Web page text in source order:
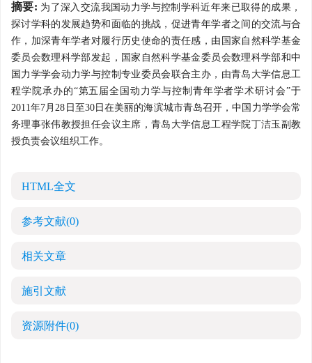
摘要: 为了深入交流我国动力学与控制学科近年来已取得的成果，
探讨学科的发展趋势和面临的挑战，促进青年学者之间的交流与合
作，加深青年学者对履行历史使命的责任感，由国家自然科学基金
委员会数理科学部发起，国家自然科学基金委员会数理科学部和中
国力学学会动力学与控制专业委员会联合主办，由青岛大学信息工
程学院承办的“第五届全国动力学与控制青年学者学术研讨会”于
2011年7月28日至30日在美丽的海滨城市青岛召开，中国力学学会常
务理事张伟教授担任会议主席，青岛大学信息工程学院丁洁玉副教
授负责会议组织工作。
HTML全文
参考文献(0)
相关文章
施引文献
资源附件(0)